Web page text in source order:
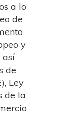
a lo
de
y
así
de
Ley
de la